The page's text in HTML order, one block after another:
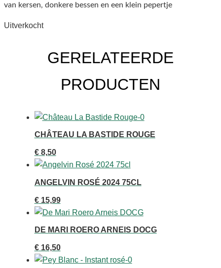
van kersen, donkere bessen en een klein pepertje
Uitverkocht
GERELATEERDE
PRODUCTEN
CHÂTEAU LA BASTIDE ROUGE
€8,50
ANGELVIN ROSÉ 2024 75CL
€15,99
DE MARI ROERO ARNEIS DOCG
€16,50